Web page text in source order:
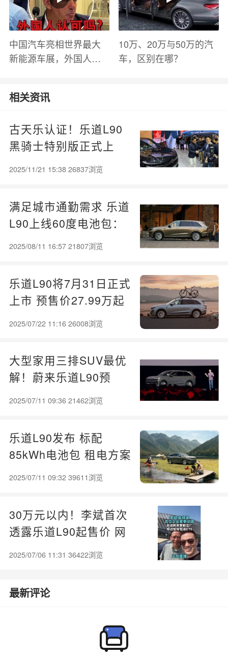
中国汽车亮相世界最大
新能源车展，外国人怎
10万、20万与50万的汽
车，区别在哪？
相关资讯
古天乐认证！乐道L90
黑骑士特别版正式上
市：22.08万起 限量999
2025/11/21 15:38 26837浏览
满足城市通勤需求 乐道
L90上线60度电池包：
月租仅599元
2025/08/11 16:57 21807浏览
乐道L90将7月31日正式
上市 预售价27.99万起
2025/07/22 11:16 26008浏览
大型家用三排SUV最优
解！蔚来乐道L90预
售：19.39万起
2025/07/11 09:36 21462浏览
乐道L90发布 标配
85kWh电池包 租电方案
19.39万起售
2025/07/11 09:32 39611浏览
30万元以内！李斌首次
透露乐道L90起售价 网
2025/07/06 11:31 36422浏览
最新评论